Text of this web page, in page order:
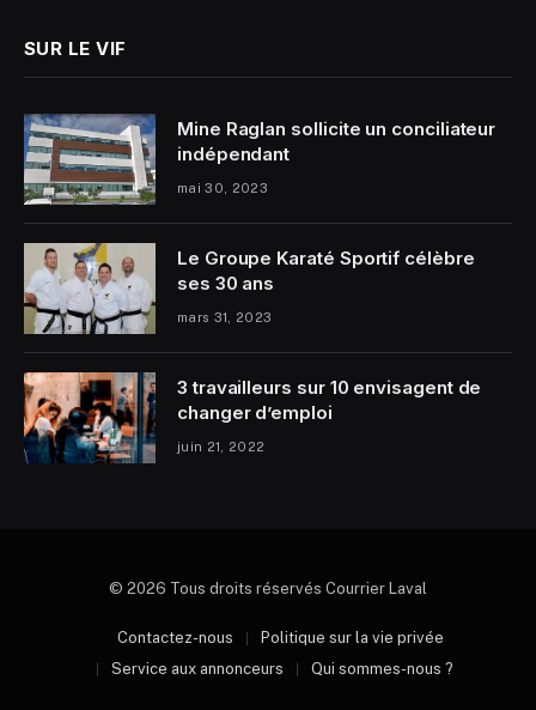
SUR LE VIF
Mine Raglan sollicite un conciliateur
indépendant
mai 30, 2023
Le Groupe Karaté Sportif célèbre
ses 30 ans
mars 31, 2023
3 travailleurs sur 10 envisagent de
changer d’emploi
juin 21, 2022
© 2026 Tous droits réservés Courrier Laval
Contactez-nous
Politique sur la vie privée
Service aux annonceurs
Qui sommes-nous ?